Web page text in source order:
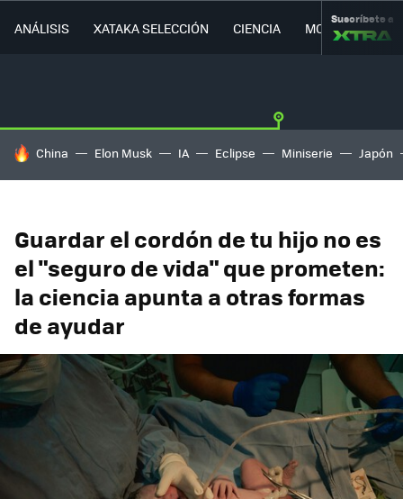
ANÁLISIS XATAKA SELECCIÓN CIENCIA MOVILIDAD
Suscríbete a
HOY SE HABLA DE
China Elon Musk IA Eclipse Miniserie Japón
Guardar el cordón de tu hijo no es
el "seguro de vida" que prometen:
la ciencia apunta a otras formas
de ayudar